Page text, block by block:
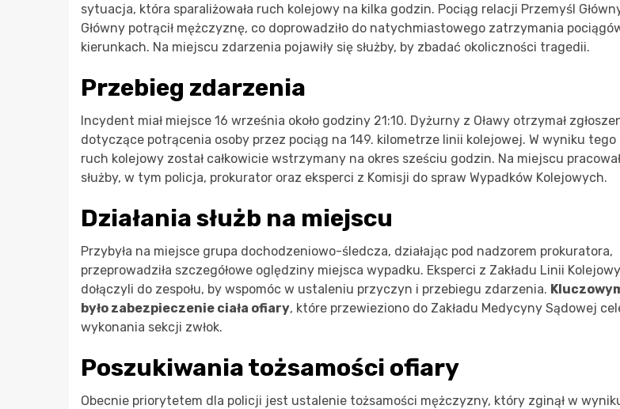
sytuacja, która sparaliżowała ruch kolejowy na kilka godzin. Pociąg relacji Przemyśl
Główny potrącił mężczyznę, co doprowadziło do natychmiastowego zatrzymania
kierunkach. Na miejscu zdarzenia pojawiły się służby, by zbadać okoliczności tragedii.
Przebieg zdarzenia
Incydent miał miejsce 16 września około godziny 21:10. Dyżurny z Oławy otrzymał
dotyczące potrącenia osoby przez pociąg na 149. kilometrze linii kolejowej. W wyniku tego
ruch kolejowy został całkowicie wstrzymany na okres sześciu godzin. Na miejscu
służby, w tym policja, prokurator oraz eksperci z Komisji do spraw Wypadków Kolejowych.
Działania służb na miejscu
Przybyła na miejsce grupa dochodzeniowo-śledcza, działając pod nadzorem prokuratora,
przeprowadziła szczegółowe oględziny miejsca wypadku. Eksperci z Zakładu Linii
dołączyli do zespołu, by wspomóc w ustaleniu przyczyn i przebiegu zdarzenia.
było zabezpieczenie ciała ofiary, które przewieziono do Zakładu Medycyny Sądowej
wykonania sekcji zwłok.
Poszukiwania tożsamości ofiary
Obecnie priorytetem dla policji jest ustalenie tożsamości mężczyzny, który zginął w